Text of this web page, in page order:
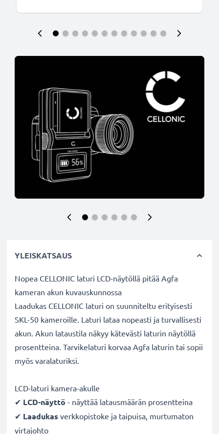
YLEISKATSAUS
Nopea CELLONIC laturi LCD-näytöllä pitää Agfa
kameran akun kuvauskunnossa
Laadukas CELLONIC laturi on suunniteltu erityisesti
SKL-50 kameroille. Laturi lataa nopeasti ja turvallisesti
akun. Akun lataustila näkyy kätevästi laturin näytöllä
prosentteina. Tarvikelaturi korvaa Agfa laturin tai sopii
myös varalaturiksi.
LCD-laturi kamera-akulle
✔ LCD-näyttö - näyttää latausmäärän prosentteina
✔ Laadukas verkkopistoke ja taipuisa, murtumaton
virtajohto